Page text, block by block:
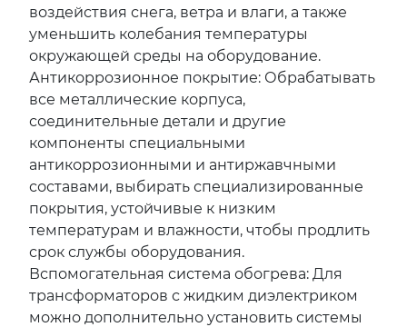
воздействия снега, ветра и влаги, а также
уменьшить колебания температуры
окружающей среды на оборудование.
Антикоррозионное покрытие: Обрабатывать
все металлические корпуса,
соединительные детали и другие
компоненты специальными
антикоррозионными и антиржавчными
составами, выбирать специализированные
покрытия, устойчивые к низким
температурам и влажности, чтобы продлить
срок службы оборудования.
Вспомогательная система обогрева: Для
трансформаторов с жидким диэлектриком
можно дополнительно установить системы